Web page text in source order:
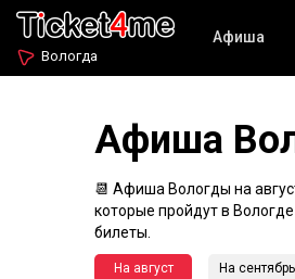
Вологда
Афиша
Афиша
📆 Афиша Вологды на
которые пройдут в
билеты.
На август На сентябрь